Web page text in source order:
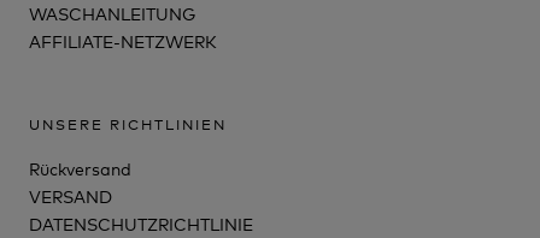
WASCHANLEITUNG
AFFILIATE-NETZWERK
UNSERE RICHTLINIEN
Rückversand
VERSAND
DATENSCHUTZRICHTLINIE